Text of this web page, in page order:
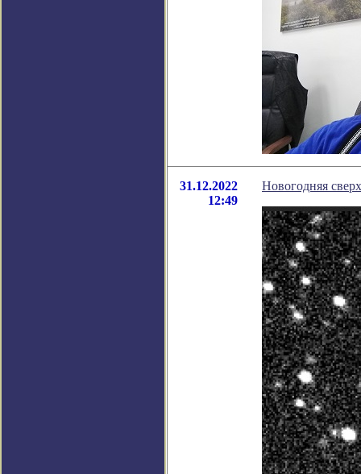
31.12.2022
12:49
Новогодняя